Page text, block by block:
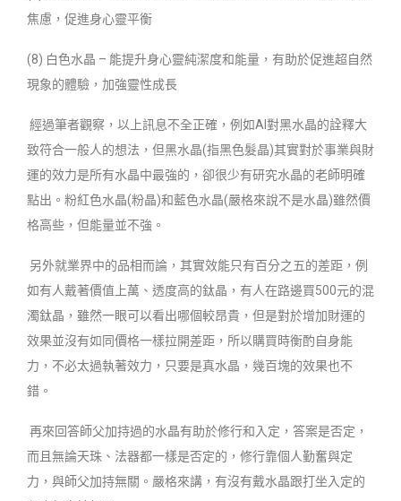
焦慮，促進身心靈平衡
(8) 白色水晶 – 能提升身心靈純潔度和能量，有助於促進超自然
現象的體驗，加強靈性成長
經過筆者觀察，以上訊息不全正確，例如AI對黑水晶的詮釋大
致符合一般人的想法，但黑水晶(指黑色髮晶)其實對於事業與財
運的效力是所有水晶中最強的，卻很少有研究水晶的老師明確
點出。粉紅色水晶(粉晶)和藍色水晶(嚴格來說不是水晶)雖然價
格高些，但能量並不強。
另外就業界中的品相而論，其實效能只有百分之五的差距，例
如有人戴著價值上萬、透度高的鈦晶，有人在路邊買500元的混
濁鈦晶，雖然一眼可以看出哪個較昂貴，但是對於增加財運的
效果並沒有如同價格一樣拉開差距，所以購買時衡酌自身能
力，不必太過執著效力，只要是真水晶，幾百塊的效果也不
錯。
再來回答師父加持過的水晶有助於修行和入定，答案是否定，
而且無論天珠、法器都一樣是否定的，修行靠個人勤奮與定
力，與師父加持無關。嚴格來講，有沒有戴水晶跟打坐入定的